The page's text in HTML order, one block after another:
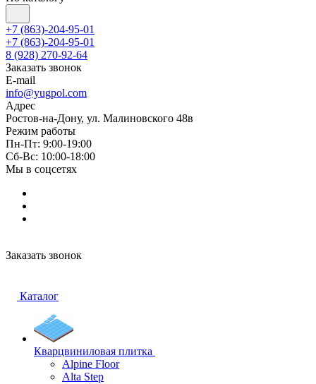
+7 (863)-204-95-01
+7 (863)-204-95-01
8 (928) 270-92-64
Заказать звонок
E-mail
info@yugpol.com
Адрес
Ростов-на-Дону, ул. Малиновского 48в
Режим работы
Пн-Пт: 9:00-19:00
Cб-Вс: 10:00-18:00
Мы в соцсетях
Заказать звонок
Каталог
Кварцвиниловая плитка
Alpine Floor
Alta Step